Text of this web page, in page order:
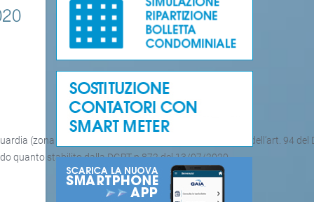
(zona di tutela assoluta e zona di rispetto), ai sensi dell’art. 94 del
quanto stabilito dalla DGRT n 872 del 13/07/2020